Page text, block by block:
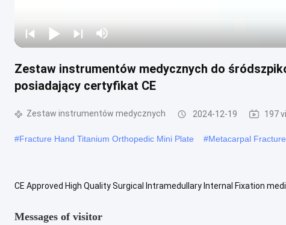
Zestaw instrumentów medycznych do
posiadający certyfikat CE
Zestaw instrumentów medycznych 2024-12-19 197
#Fracture Hand Titanium Orthopedic Mini Plate #Metacarpal
CE Approved High Quality Surgical Intramedullary Internal Fixation
Messages of visitor